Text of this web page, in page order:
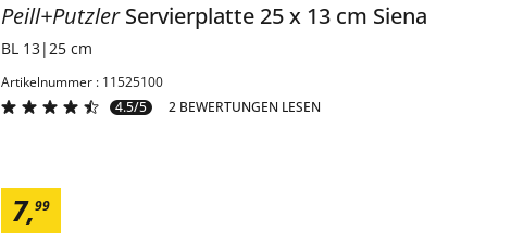
Peill+PutzlerServierplatte 25 x 13 cm Siena
BL 13|25 cm
Artikelnummer : 11525100
4.5/5
2 BEWERTUNGEN LESEN
7,99